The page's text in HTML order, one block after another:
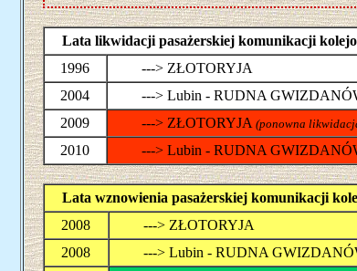
Lata likwidacji pasażerskiej komunikacji
1996
---> ZŁOTORYJA
2004
---> Lubin - RUDNA
2009
---> ZŁOTORYJA(ponowna
2010 ---> Lubin - RUDNA
Lata wznowienia pasażerskiej komunikacji
2008
---> ZŁOTORYJA
2008
---> Lubin - RUDNA